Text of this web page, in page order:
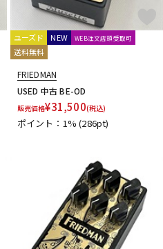
その他楽器
DTM
レコーディング機器
楽器アクセサリ
ユーズド NEW WEB注文店頭受取可
送料無料
FRIEDMAN
USED 中古 BE-OD
販売価格¥31,500(税込)
ポイント：1%(286pt)